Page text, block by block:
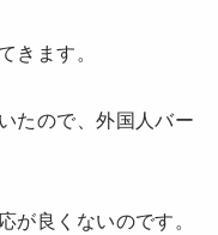
きます。
たので、外国人バー
が良くないのです。